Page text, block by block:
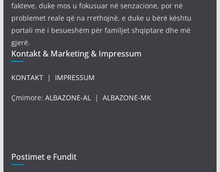
fakteve, duke mos u fokusuar në senzacione, por në
problemet reale që na rrethojnë, e duke u bërë kështu
portali më i besueshëm për familjet shqiptare dhe më
gjerë.
Kontakt & Marketing & Impressum
KONTAKT| IMPRESSUM
Çmimore: ALBAZONE-AL| ALBAZONE-MK
Postimet e Fundit